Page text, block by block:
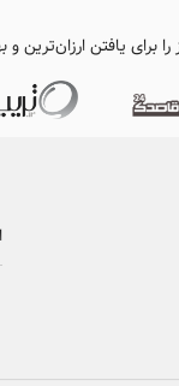
برای یافتن